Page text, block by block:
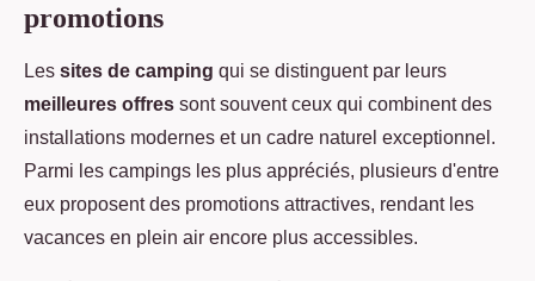
promotions
Les sites de camping qui se distinguent par leurs
meilleures offres sont souvent ceux qui combinent des
installations modernes et un cadre naturel exceptionnel.
Parmi les campings les plus appréciés, plusieurs d'entre
eux proposent des promotions attractives, rendant les
vacances en plein air encore plus accessibles.